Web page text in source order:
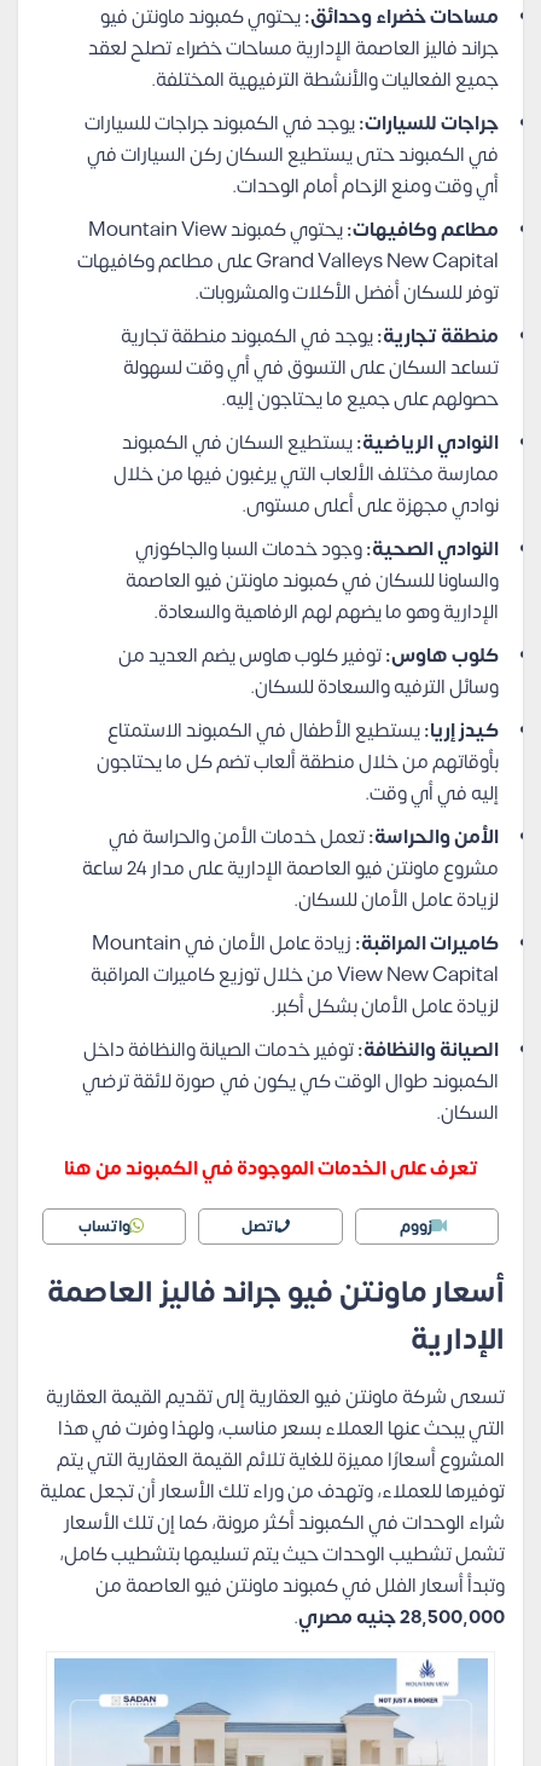
مساحات خضراء وحدائق:يحتوي كمبوند ماونتن فيو
جراند فاليز العاصمة الإدارية مساحات خضراء تصلح لعقد
جميع الفعاليات والأنشطة الترفيهية المختلفة.
جراجات للسيارات:يوجد في الكمبوند جراجات للسيارات
في الكمبوند حتى يستطيع السكان ركن السيارات في
أي وقت ومنع الزحام أمام الوحدات.
مطاعم وكافيهات:
يحتوي كمبوند Mountain View
Grand Valleys New Capital على مطاعم وكافيهات
توفر للسكان أفضل الأكلات والمشروبات.
منطقة تجارية:يوجد في الكمبوند منطقة تجارية
تساعد السكان على التسوق في أي وقت لسهولة
حصولهم على جميع ما يحتاجون إليه.
النوادي الرياضية:يستطيع السكان في الكمبوند
ممارسة مختلف الألعاب التي يرغبون فيها من خلال
نوادي مجهزة على أعلى مستوى.
النوادي الصحية:وجود خدمات السبا والجاكوزي
والساونا للسكان في كمبوند ماونتن فيو العاصمة
الإدارية وهو ما يضهم لهم الرفاهية والسعادة.
كلوب هاوس:توفير كلوب هاوس يضم العديد من
وسائل الترفيه والسعادة للسكان.
كيدز إريا:يستطيع الأطفال في الكمبوند الاستمتاع
بأوقاتهم من خلال منطقة ألعاب تضم كل ما يحتاجون
إليه في أي وقت.
الأمن والحراسة:تعمل خدمات الأمن والحراسة في
مشروع ماونتن فيو العاصمة الإدارية على مدار 24 ساعة
لزيادة عامل الأمان للسكان.
كاميرات المراقبة:
زيادة عامل الأمان في Mountain
View New Capital من خلال توزيع كاميرات المراقبة
لزيادة عامل الأمان بشكل أكبر.
الصيانة والنظافة:توفير خدمات الصيانة والنظافة داخل
الكمبوند طوال الوقت كي يكون في صورة لائقة ترضي
السكان.
تعرف على الخدمات الموجودة في الكمبوند من هنا
زووم اتصل واتساب
أسعار ماونتن فيو جراند فاليز العاصمة
الإدارية
تسعى شركة ماونتن فيو العقارية إلى تقديم القيمة العقارية
التي يبحث عنها العملاء بسعر مناسب، ولهذا وفرت في هذا
المشروع أسعارًا مميزة للغاية تلائم القيمة العقارية التي يتم
توفيرها للعملاء، وتهدف من وراء تلك الأسعار أن تجعل عملية
شراء الوحدات في الكمبوند أكثر مرونة، كما إن تلك الأسعار
تشمل تشطيب الوحدات حيث يتم تسليمها بتشطيب كامل،
وتبدأ أسعار الفلل في كمبوند ماونتن فيو العاصمة من
28,500,000 جنيه مصري
.